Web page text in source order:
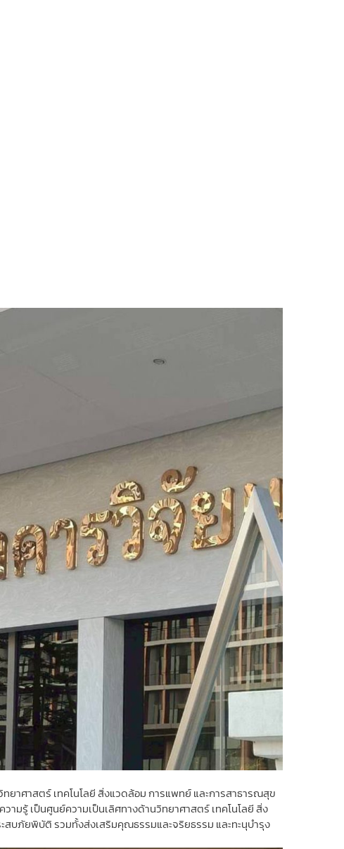
าศาสตร์ เทคโนโลยี สิ่งแวดล้อม การแพทย์ และการสาธารณสุข
มรู้ เป็นศูนย์ความเป็นเลิศทางด้านวิทยาศาสตร์ เทคโนโลยี สิ่ง
สบภัยพิบัติ รวมทั้งส่งเสริมคุณธรรมและจริยธรรม และทะนุบำรุง